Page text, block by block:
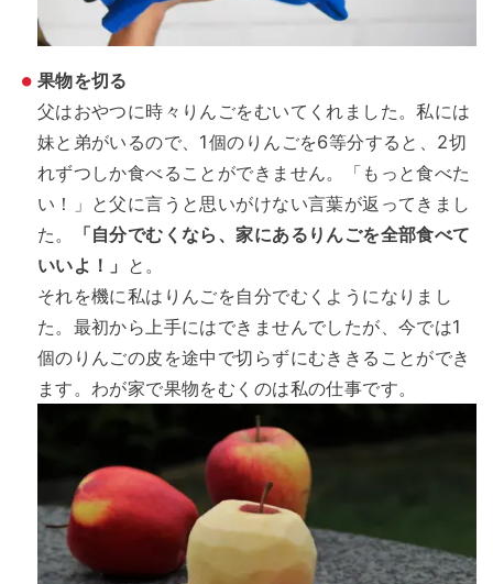
果物を切る
父はおやつに時々りんごをむいてくれました。私には
妹と弟がいるので、1個のりんごを6等分すると、2切
れずつしか食べることができません。「もっと食べた
い！」と父に言うと思いがけない言葉が返ってきまし
た。
「自分でむくなら、家にあるりんごを全部食べて
いいよ！」 と。
それを機に私はりんごを自分でむくようになりまし
た。最初から上手にはできませんでしたが、今では1
個のりんごの皮を途中で切らずにむききることができ
ます。わが家で果物をむくのは私の仕事です。